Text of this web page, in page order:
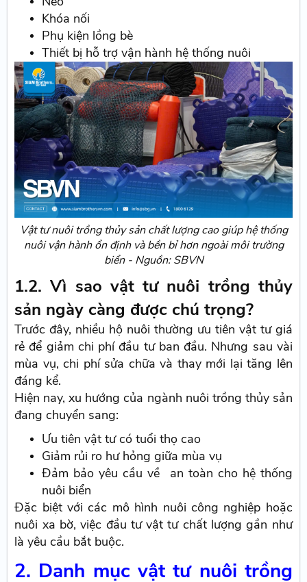
Khóa nối
Phụ kiện lồng bè
Thiết bị hỗ trợ vận hành hệ thống nuôi
Vật tư nuôi trồng thủy sản chất lượng cao giúp hệ thống
nuôi vận hành ổn định và bền bỉ hơn ngoài môi trường
biển - Nguồn: SBVN
1.2. Vì sao vật tư nuôi trồng thủy
sản ngày càng được chú trọng?
Trước đây, nhiều hộ nuôi thường ưu tiên vật tư giá
rẻ để giảm chi phí đầu tư ban đầu. Nhưng sau vài
mùa vụ, chi phí sửa chữa và thay mới lại tăng lên
đáng kể.
Hiện nay, xu hướng của ngành nuôi trồng thủy sản
đang chuyển sang:
Ưu tiên vật tư có tuổi thọ cao
Giảm rủi ro hư hỏng giữa mùa vụ
Đảm bảo yêu cầu về an toàn cho hệ thống
nuôi biển
Đặc biệt với các mô hình nuôi công nghiệp hoặc
nuôi xa bờ, việc đầu tư vật tư chất lượng gần như
là yêu cầu bắt buộc.
2. Danh mục vật tư nuôi trồng